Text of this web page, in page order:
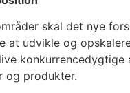
skal det nye
at udvikle og
konkurrencedygtige
og produkter.